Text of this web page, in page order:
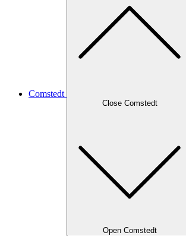
Comstedt
Close Comstedt
Open Comstedt